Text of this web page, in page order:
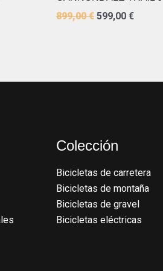
899,00€ 599,00 €
Colección
Bicicletas de carretera
Bicicletas de montaña
Bicicletas de gravel
Bicicletas eléctricas